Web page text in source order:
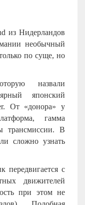
из Нидерландов
необычный
по суще, но
назвали
японский
От «донора» у
гамма
трансмиссии. В
сложно узнать
передвигается с
движителей
при этом не